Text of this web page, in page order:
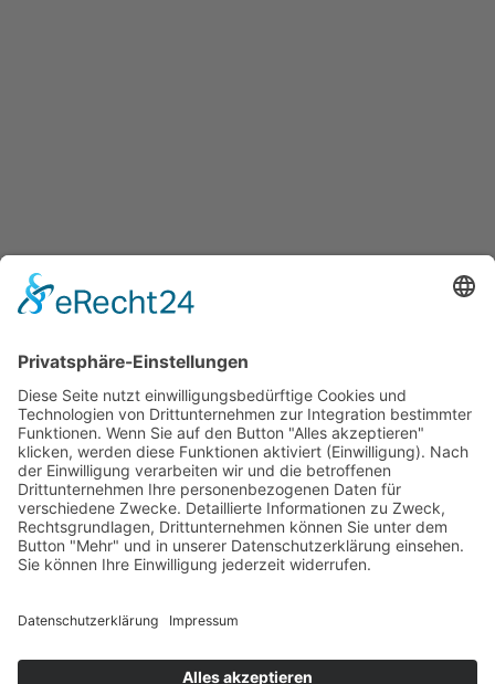
Naturheilpraxis Heike Heidrich
22. JULI 2023
ALLGEMEINES,BEWEGUNG,HEILPRAKTIK,KREIS OLPE,
MENTALES,THERAPEUTEN
VONHEIKE HEIDRICH
Ein Beitrag über die Bioresonanz nach P. Schmidt, der